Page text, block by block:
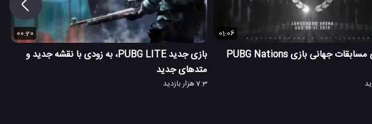
01:06
تریلر رسمی مسابقات جهانی بازی PUBG Nations
00:20
بازی جدید PUBG LITE، به زودی با نقشه جدید و
متدهای جدید
7.3 هزار بازدید